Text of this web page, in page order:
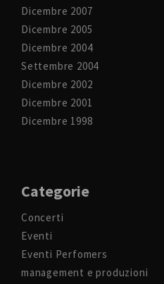
Dicembre 2007
Dicembre 2005
Dicembre 2004
Settembre 2004
Dicembre 2002
Dicembre 2001
Dicembre 1998
Categorie
Concerti
Eventi
Eventi Perfomers
management e produzioni